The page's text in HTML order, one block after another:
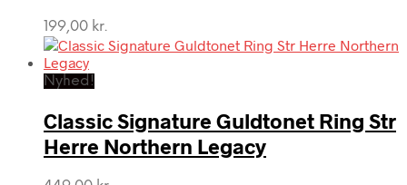
199,00 kr.
Nyhed!
Classic Signature Guldtonet Ring Str
Herre Northern Legacy